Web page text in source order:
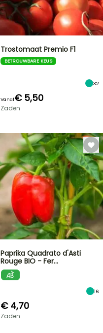
Trostomaat Premio F1
BETROUWBARE KEUS
32
Vanaf€ 5,50
Zaden
Paprika Quadrato d'Asti
Rouge BIO - Fer…
16
€ 4,70
Zaden